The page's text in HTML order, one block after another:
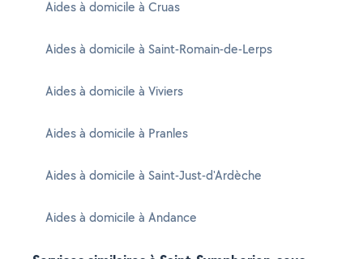
Aides à domicile à Cruas
Aides à domicile à Saint-Romain-de-Lerps
Aides à domicile à Viviers
Aides à domicile à Pranles
Aides à domicile à Saint-Just-d'Ardèche
Aides à domicile à Andance